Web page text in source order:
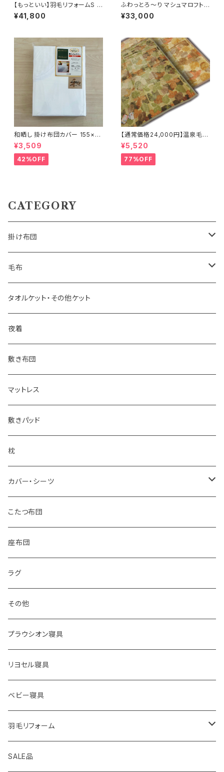
【もっといい】羽毛リフォームS 1
50×210cm 80サテン 二層キル
ト 補充羽毛WDD85％
¥41,800
ふわっとろ～り マシュマロフトン
150×210cm
¥33,000
和晒し 掛け布団カバー 155×21
0cm
¥3,509
42%OFF
【通常価格24,000円】温泉毛布
オータムリーフ 140×200cm
日本製
¥5,520
77%OFF
CATEGORY
掛け布団
羽毛掛け布団
羊毛掛け布団
その他掛け布団
毛布
一重毛布
二重毛布
その他毛布
タオルケット・その他ケット
夜着
敷き布団
マットレス
敷きパッド
枕
カバー・シーツ
掛け布団カバー
敷き布団カバー
シーツ
枕カバー
こたつ布団
座布団
ラグ
その他
プラウシオン寝具
リヨセル寝具
ベビー寝具
羽毛リフォーム
シングル
SALE品